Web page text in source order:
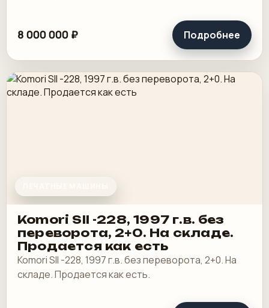
8 000 000 ₽ Подробнее
Komori SII -228, 1997 г.в. без
переворота, 2+0. На складе.
Продается как есть
Komori SII -228, 1997 г.в. без переворота, 2+0. На
складе. Продается как есть.